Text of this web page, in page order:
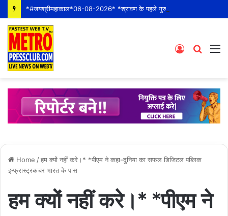
Search
Log
Home /हम क्यों नहीं करे।* *पीएम ने कहा-दुनिया का सफल डिजिटल पब्लिक
इन्फ्रास्ट्रकचर भारत के पास
हम क्यों नहीं करे।* *पीएम ने